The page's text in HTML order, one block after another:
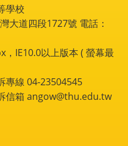
學校
大道四段1727號 電話：
IE10.0以上版本 ( 螢幕最
專線 04-23504545
信箱 angow@thu.edu.tw